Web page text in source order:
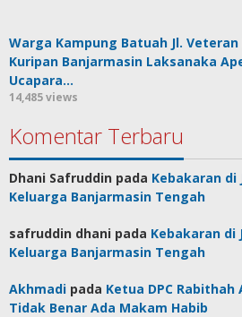
Warga Kampung Batuah Jl. Veteran
Kuripan Banjarmasin Laksanaka
Ucapara…
14,485 views
Komentar Terbaru
Dhani Safruddin pada Kebakaran di
Keluarga Banjarmasin Tengah
safruddin dhani pada Kebakaran di
Keluarga Banjarmasin Tengah
Akhmadi pada Ketua DPC
Tidak Benar Ada Makam Habib